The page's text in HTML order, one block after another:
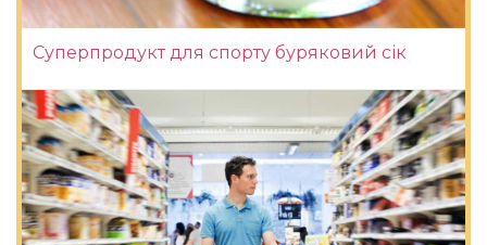
Суперпродукт для спорту буряковий сік